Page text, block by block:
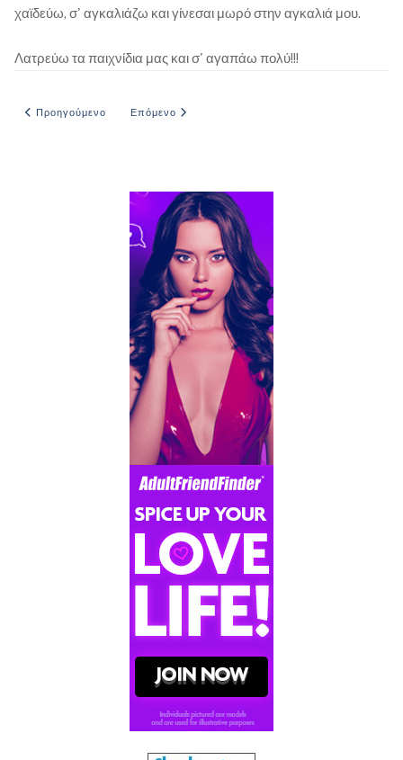
χαϊδεύω, σ' αγκαλιάζω και γίνεσαι μωρό στην αγκαλιά μου.
Λατρεύω τα παιχνίδια μας και σ' αγαπάω πολύ!!!
Προηγούμενο άρθρο: Ο ΓΛΕΙΦΤΗΣ
Προηγούμενο Επόμενο άρθρο: ΓΙΑ ΔΙΑΚΟΠΕΣ ΣΤΗ ΧΑΛΚΙΔΙΚΗ
Επόμενο